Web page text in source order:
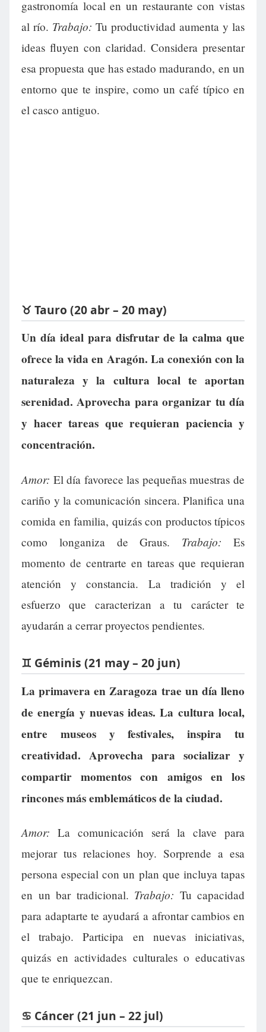
gastronomía local en un restaurante con vistas
al río. Trabajo: Tu productividad aumenta y las
ideas fluyen con claridad. Considera presentar
esa propuesta que has estado madurando, en un
entorno que te inspire, como un café típico en
el casco antiguo.
♉ Tauro (20 abr – 20 may)
Un día ideal para disfrutar de la calma que
ofrece la vida en Aragón. La conexión con la
naturaleza y la cultura local te aportan
serenidad. Aprovecha para organizar tu día
y hacer tareas que requieran paciencia y
concentración.
Amor: El día favorece las pequeñas muestras de
cariño y la comunicación sincera. Planifica una
comida en familia, quizás con productos típicos
como longaniza de Graus. Trabajo: Es
momento de centrarte en tareas que requieran
atención y constancia. La tradición y el
esfuerzo que caracterizan a tu carácter te
ayudarán a cerrar proyectos pendientes.
♊ Géminis (21 may – 20 jun)
La primavera en Zaragoza trae un día lleno
de energía y nuevas ideas. La cultura local,
entre museos y festivales, inspira tu
creatividad. Aprovecha para socializar y
compartir momentos con amigos en los
rincones más emblemáticos de la ciudad.
Amor: La comunicación será la clave para
mejorar tus relaciones hoy. Sorprende a esa
persona especial con un plan que incluya tapas
en un bar tradicional. Trabajo: Tu capacidad
para adaptarte te ayudará a afrontar cambios en
el trabajo. Participa en nuevas iniciativas,
quizás en actividades culturales o educativas
que te enriquezcan.
♋ Cáncer (21 jun – 22 jul)